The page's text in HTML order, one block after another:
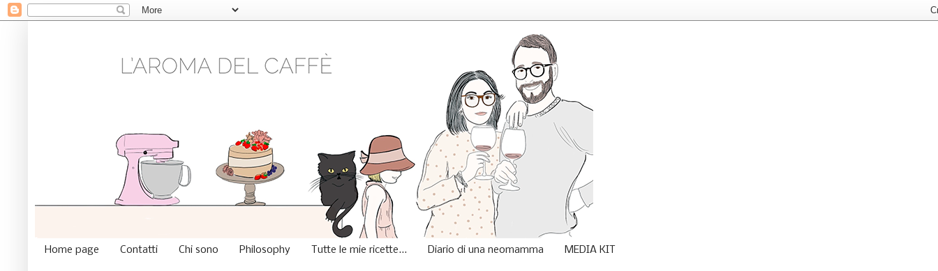
Home page Contatti Chi sono Philosophy Tutte le mie ricette... Diario di una neomamma MEDIA KIT